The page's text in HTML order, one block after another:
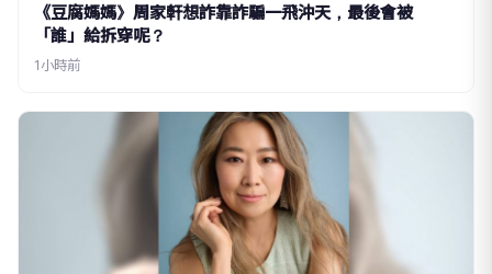
《豆腐媽媽》周家軒想詐靠詐騙一飛沖天，最後會被
「誰」給拆穿呢？
1小時前